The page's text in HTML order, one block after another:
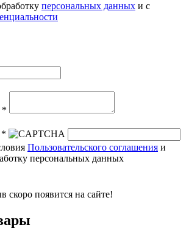
персональных данных и с
*
*
Пользовательского соглашения и
персональных данных
скоро появится на сайте!